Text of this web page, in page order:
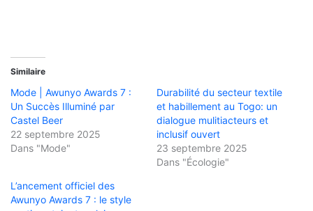
Similaire
Mode | Awunyo Awards 7 :
Un Succès Illuminé par
Castel Beer
22 septembre 2025
Dans "Mode"
Durabilité du secteur textile
et habillement au Togo: un
dialogue mulitiacteurs et
inclusif ouvert
23 septembre 2025
Dans "Écologie"
L’ancement officiel des
Awunyo Awards 7 : le style